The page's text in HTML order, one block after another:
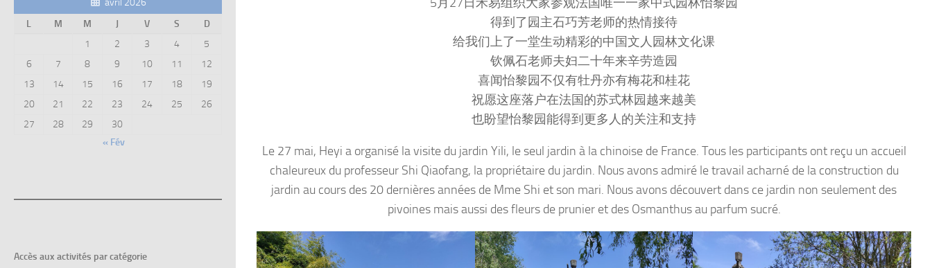
得到了园主石巧芳老师的热情接待
给我们上了一堂生动精彩的中国文人园林文化课
钦佩石老师夫妇二十年来辛劳造园
喜闻怡黎园不仅有牡丹亦有梅花和桂花
祝愿这座落户在法国的苏式林园越来越美
也盼望怡黎园能得到更多人的关注和支持
Le 27 mai, Heyi a organisé la visite du jardin Yili, le seul jardin à la chinoise de France. Tous les participants ont reçu un accueil
chaleureux du professeur Shi Qiaofang, la propriétaire du jardin. Nous avons admiré le travail acharné de la construction du
jardin au cours des 20 dernières années de Mme Shi et son mari. Nous avons découvert dans ce jardin non seulement des
pivoines mais aussi des fleurs de prunier et des Osmanthus au parfum sucré.
avril 2026
L
M M J V S
D
1
2 3 4
5
6
7 8 9 10 11
12
13
14 15 16 17 18
19
20
21 22 23 24 25
26
27
28 29
30
« Fév
Accès aux activités par catégorie